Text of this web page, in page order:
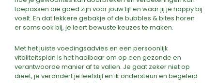
toepassen die goed zijn voor jouw lijf en waar jij je happy bij
voelt. En dat lekkere gebakje of de bubbles & bites horen
er soms ook bij, je leert bewuste keuzes te maken.
Met het juiste voedingsadvies en een persoonlijk
vitaliteitsplan is het haalbaar om op een gezonde en
verantwoorde manier af te vallen. Je gaat zeker niet op
dieet, je verandert je leefstijl en ik ondersteun en begeleid